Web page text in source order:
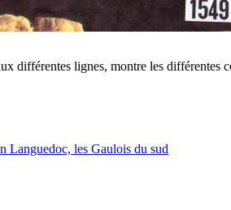
différentes lignes, montre les différentes
Languedoc, les Gaulois du sud